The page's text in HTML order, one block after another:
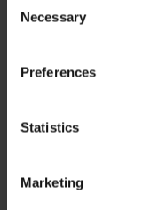
Selection
Necessary
Preferences
Statistics
Marketing
Gegevens
Binnenkort een festival of
deze heuptas van Charm
Uiteraard is deze
gelegenheden. De
kunt je spullen dus met